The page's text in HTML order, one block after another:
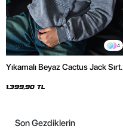
4
Yıkamalı Beyaz Cactus Jack Sırt
1.399,90 TL
Son Gezdiklerin